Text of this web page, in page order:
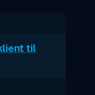
til